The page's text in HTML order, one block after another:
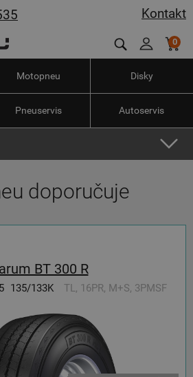
Kontakt
0
Motopneu Disky
Pneuservis Autoservis
doporučuje
BT 300 R
135/133K TL, 16PR, M+S, 3PMSF